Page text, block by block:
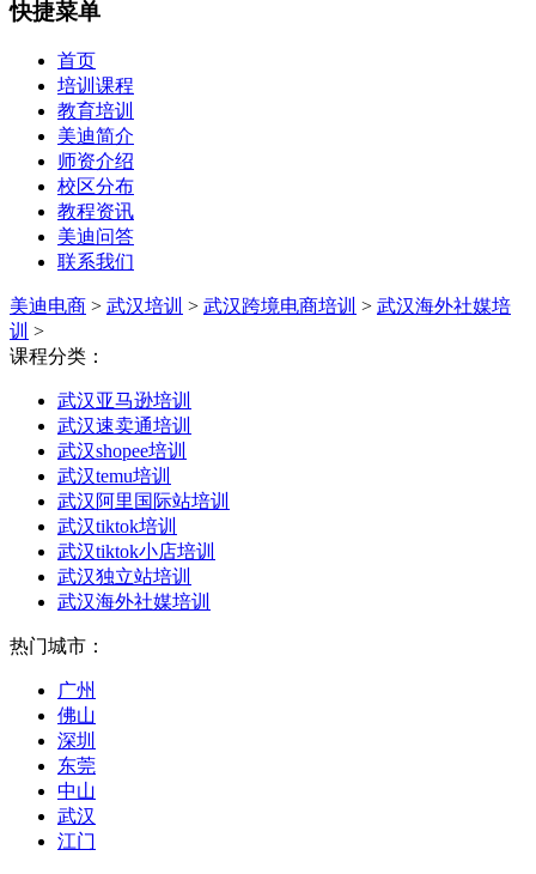
快捷菜单
首页
培训课程
教育培训
美迪简介
师资介绍
校区分布
教程资讯
美迪问答
联系我们
美迪电商 > 武汉培训 > 武汉跨境电商培训 > 武汉海外社媒培
训 >
课程分类：
武汉亚马逊培训
武汉速卖通培训
武汉shopee培训
武汉temu培训
武汉阿里国际站培训
武汉tiktok培训
武汉tiktok小店培训
武汉独立站培训
武汉海外社媒培训
热门城市：
广州
佛山
深圳
东莞
中山
武汉
江门